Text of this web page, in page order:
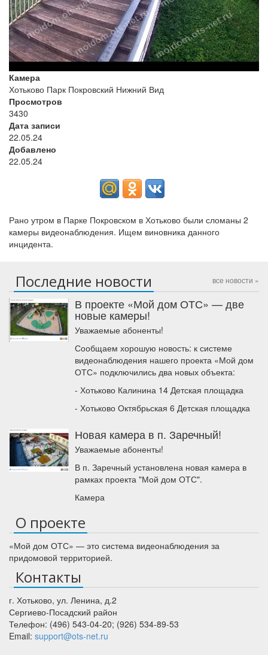
Камера
Хотьково Парк Покровский Нижний Вид
Просмотров
3430
Дата записи
22.05.24
Добавлено
22.05.24
Рано утром в Парке Покровском в Хотьково были сломаны 2
камеры видеонаблюдения. Ищем виновника данного
инцидента.
все новости »
Последние новости
В проекте «Мой дом ОТС» — две
новые камеры!
Уважаемые абоненты!
Сообщаем хорошую новость: к системе
видеонаблюдения нашего проекта «Мой дом
ОТС» подключились два новых объекта:
- Хотьково Калинина 14 Детская площадка
- Хотьково Октябрьская 6 Детская площадка
Новая камера в п. Заречный!
Уважаемые абоненты!
В п. Заречный установлена новая камера в
рамках проекта "Мой дом ОТС".
Камера
О проекте
«Мой дом ОТС» — это система видеонаблюдения за
придомовой территорией.
Контакты
г. Хотьково, ул. Ленина, д.2
Сергиево-Посадский район
Телефон: (496) 543-04-20; (926) 534-89-53
Email: support@ots-net.ru